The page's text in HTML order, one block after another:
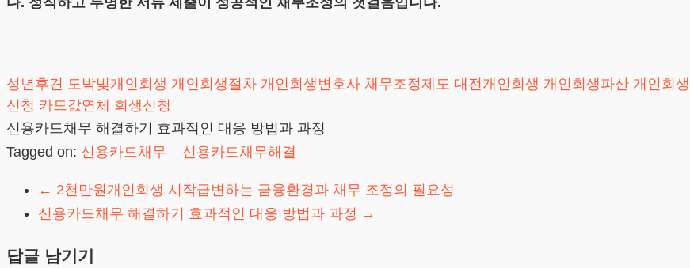
성년후견 도박빚개인회생 개인회생절차 개인회생변호사 채무조정제도 대전개인회생 개인회생파산 개인회
신청 카드값연체
회생신청
신용카드채무 해결하기 효과적인 대응 방법과 과정
Tagged on: 신용카드채무 신용카드채무해결
← 2천만원개인회생 시작급변하는 금융환경과 채무 조정의 필요성
신용카드채무 해결하기 효과적인 대응 방법과 과정 →
답글 남기기